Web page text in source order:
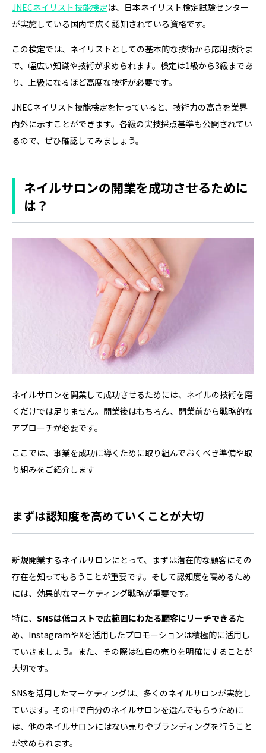
JNECネイリスト技能検定は、日本ネイリスト検定試験センター
が実施している国内で広く認知されている資格です。
この検定では、ネイリストとしての基本的な技術から応用技術ま
で、幅広い知識や技術が求められます。検定は1級から3級まであ
り、上級になるほど高度な技術が必要です。
JNECネイリスト技能検定を持っていると、技術力の高さを業界
内外に示すことができます。各級の実技採点基準も公開されてい
るので、ぜひ確認してみましょう。
ネイルサロンの開業を成功させるために
は？
ネイルサロンを開業して成功させるためには、ネイルの技術を磨
くだけでは足りません。開業後はもちろん、開業前から戦略的な
アプローチが必要です。
ここでは、事業を成功に導くために取り組んでおくべき準備や取
り組みをご紹介します
まずは認知度を高めていくことが大切
新規開業するネイルサロンにとって、まずは潜在的な顧客にその
存在を知ってもらうことが重要です。そして認知度を高めるため
には、効果的なマーケティング戦略が重要です。
特に、 SNSは低コストで広範囲にわたる顧客にリーチできるた
め、InstagramやXを活用したプロモーションは積極的に活用し
ていきましょう。また、その際は独自の売りを明確にすることが
大切です。
SNSを活用したマーケティングは、多くのネイルサロンが実施し
ています。その中で自分のネイルサロンを選んでもらうために
は、他のネイルサロンにはない売りやブランディングを行うこと
が求められます。